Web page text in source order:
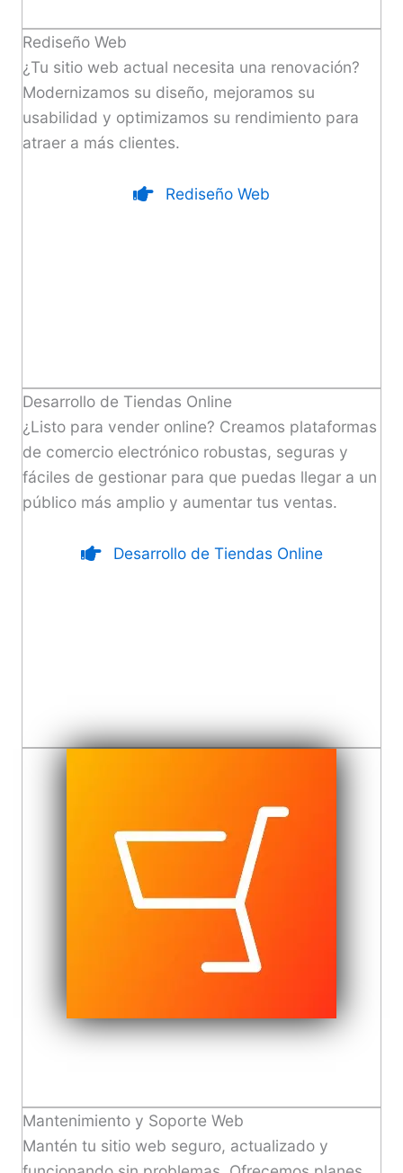
Rediseño Web
¿Tu sitio web actual necesita una renovación?
Modernizamos su diseño, mejoramos su
usabilidad y optimizamos su rendimiento para
atraer a más clientes.
Rediseño Web
Desarrollo de Tiendas Online
¿Listo para vender online? Creamos plataformas
de comercio electrónico robustas, seguras y
fáciles de gestionar para que puedas llegar a un
público más amplio y aumentar tus ventas.
Desarrollo de Tiendas Online
Mantenimiento y Soporte Web
Mantén tu sitio web seguro, actualizado y